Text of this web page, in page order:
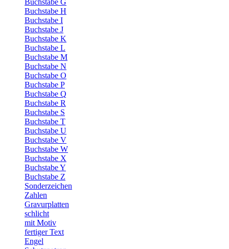
Buchstabe H
Buchstabe I
Buchstabe J
Buchstabe K
Buchstabe L
Buchstabe M
Buchstabe N
Buchstabe O
Buchstabe P
Buchstabe Q
Buchstabe R
Buchstabe S
Buchstabe T
Buchstabe U
Buchstabe V
Buchstabe W
Buchstabe X
Buchstabe Y
Buchstabe Z
Sonderzeichen
Zahlen
Gravurplatten
schlicht
mit Motiv
fertiger Text
Engel